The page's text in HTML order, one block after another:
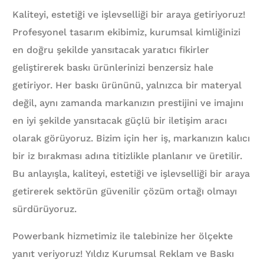
Kaliteyi, estetiği ve işlevselliği bir araya getiriyoruz!
Profesyonel tasarım ekibimiz, kurumsal kimliğinizi
en doğru şekilde yansıtacak yaratıcı fikirler
geliştirerek baskı ürünlerinizi benzersiz hale
getiriyor. Her baskı ürününü, yalnızca bir materyal
değil, aynı zamanda markanızın prestijini ve imajını
en iyi şekilde yansıtacak güçlü bir iletişim aracı
olarak görüyoruz. Bizim için her iş, markanızın kalıcı
bir iz bırakması adına titizlikle planlanır ve üretilir.
Bu anlayışla, kaliteyi, estetiği ve işlevselliği bir araya
getirerek sektörün güvenilir çözüm ortağı olmayı
sürdürüyoruz.
Powerbank hizmetimiz ile talebinize her ölçekte
yanıt veriyoruz! Yıldız Kurumsal Reklam ve Baskı